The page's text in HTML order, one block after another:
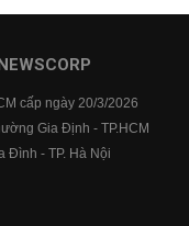
cấp ngày 20/3/2026
Gia Định - TP.HCM
Đình - TP. Hà Nội